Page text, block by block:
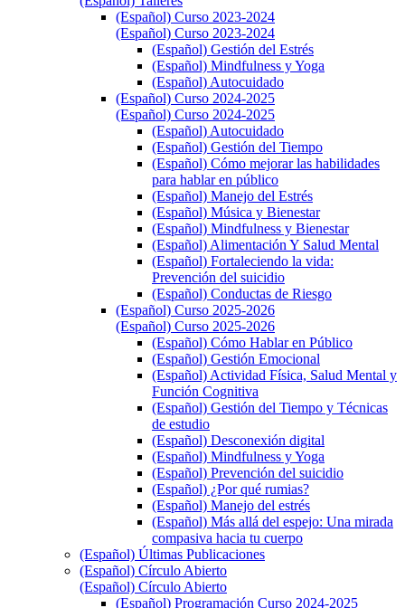
(Español) Curso 2023-2024
(Español) Curso 2023-2024
(Español) Gestión del Estrés
(Español) Mindfulness y Yoga
(Español) Autocuidado
(Español) Curso 2024-2025
(Español) Curso 2024-2025
(Español) Autocuidado
(Español) Gestión del Tiempo
(Español) Cómo mejorar las habilidades
para hablar en público
(Español) Manejo del Estrés
(Español) Música y Bienestar
(Español) Mindfulness y Bienestar
(Español) Alimentación Y Salud Mental
(Español) Fortaleciendo la vida:
Prevención del suicidio
(Español) Conductas de Riesgo
(Español) Curso 2025-2026
(Español) Curso 2025-2026
(Español) Cómo Hablar en Público
(Español) Gestión Emocional
(Español) Actividad Física, Salud Mental y
Función Cognitiva
(Español) Gestión del Tiempo y Técnicas
de estudio
(Español) Desconexión digital
(Español) Mindfulness y Yoga
(Español) Prevención del suicidio
(Español) ¿Por qué rumias?
(Español) Manejo del estrés
(Español) Más allá del espejo: Una mirada
compasiva hacia tu cuerpo
(Español) Últimas Publicaciones
(Español) Círculo Abierto
(Español) Círculo Abierto
(Español) Programación Curso 2024-2025